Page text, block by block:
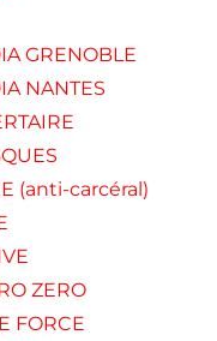
GRENOBLE
NANTES
(anti-carcéral)
ZERO
FORCE